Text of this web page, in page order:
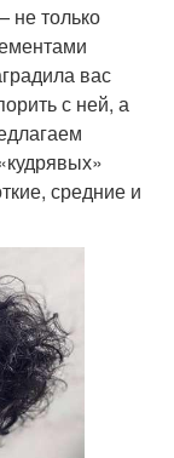
не только
вас
с ней, а
средние и